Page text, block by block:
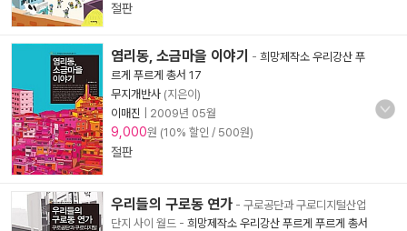
절판
염리동, 소금마을 이야기 - 희망제작소 우리강산 푸
르게 푸르게 총서 17
무지개반사 (지은이)
이매진
2009년 05월
9,000원 (10% 할인 / 500원)
절판
우리들의 구로동 연가 - 구로공단과 구로디지털산업
단지 사이 월드 - 희망제작소 우리강산 푸르게 푸르게 총서